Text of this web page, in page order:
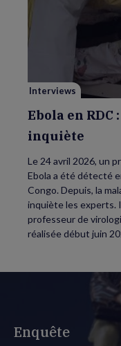
Interviews
Ebola en
inquiète
Le 24 avril 2026, un
Ebola a été détecté
Congo. Depuis, la
inquiète les experts.
professeur de
réalisée début juin
Enquête